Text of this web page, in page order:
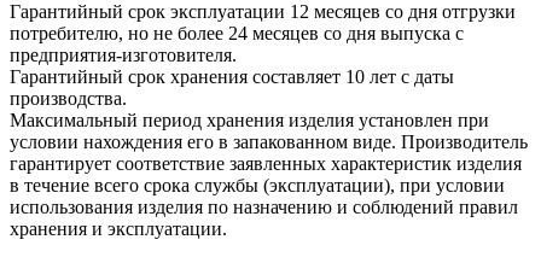
Гарантийный срок эксплуатации 12 месяцев со дня отгрузки
потребителю, но не более 24 месяцев со дня выпуска с
предприятия-изготовителя.
Гарантийный срок хранения составляет 10 лет с даты
производства.
Максимальный период хранения изделия установлен при
условии нахождения его в запакованном виде. Производитель
гарантирует соответствие заявленных характеристик изделия
в течение всего срока службы (эксплуатации), при условии
использования изделия по назначению и соблюдений правил
хранения и эксплуатации.